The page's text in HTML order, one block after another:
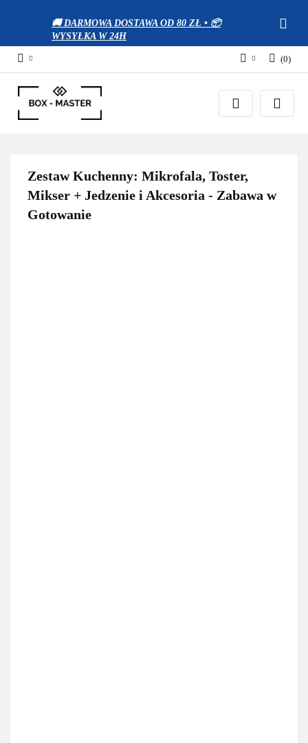
🚚 DARMOWA DOSTAWA OD 80 ZŁ • 📦
WYSYŁKA W 24H
Zaloguj się
Zarejestruj się
(0)
Zestaw Kuchenny: Mikrofala, Toster,
Mikser + Jedzenie i Akcesoria - Zabawa w
Gotowanie